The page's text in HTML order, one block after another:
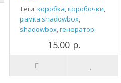
Теги: коробка,коробочки,
рамка shadowbox,
shadowbox,генератор
15.00 р.